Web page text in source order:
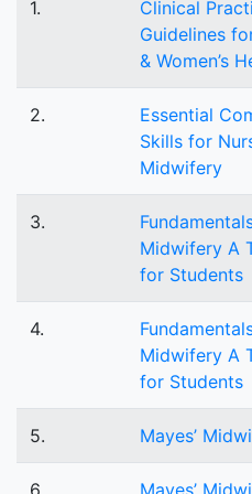
1.
Clinical
Guidelines
& Women’s
2.
Essential
Skills for
Midwifery
3.
Midwifery A
for Students
4.
Midwifery A
for Students
5. Mayes’
6. Mayes’